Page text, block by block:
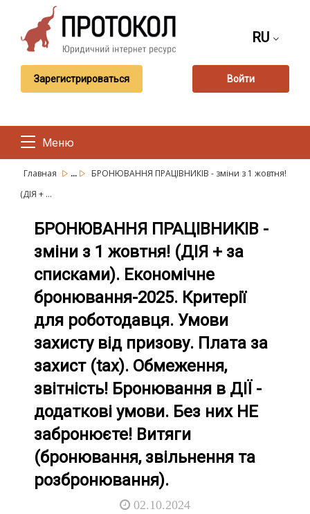
RU
Зарегистрироваться Войти
Меню
Главная ...
БРОНЮВАННЯ ПРАЦІВНИКІВ - зміни з 1 жовтня!
(ДІЯ + ...
БРОНЮВАННЯ ПРАЦІВНИКІВ -
зміни з 1 жовтня! (ДІЯ + за
списками). Економічне
бронювання-2025. Критерії
для роботодавця. Умови
захисту від призову. Плата за
захист (taх). Обмеження,
звітність! Бронювання в ДІЇ -
додаткові умови. Без них НЕ
забронюєте! Витяги
(бронювання, звільнення та
розбронювання).
02.10.2024